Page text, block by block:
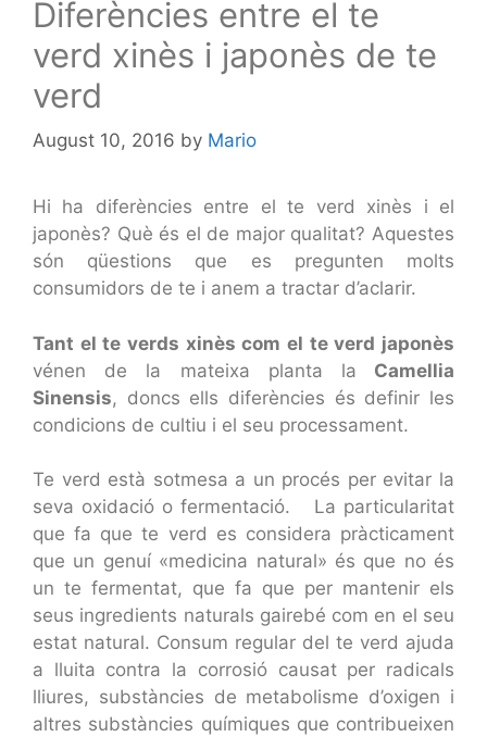
Diferències entre el te
verd xinès i japonès de te
verd
August 10, 2016 by Mario
Hi ha diferències entre el te verd xinès i el
japonès? Què és el de major qualitat? Aquestes
són qüestions que es pregunten molts
consumidors de te i anem a tractar d’aclarir.
Tant el te verds xinès com el te verd japonès
vénen de la mateixa planta la Camellia
Sinensis, doncs ells diferències és definir les
condicions de cultiu i el seu processament.
Te verd està sotmesa a un procés per evitar la
seva oxidació o fermentació. La particularitat
que fa que te verd es considera pràcticament
que un genuí «medicina natural» és que no és
un te fermentat, que fa que per mantenir els
seus ingredients naturals gairebé com en el seu
estat natural. Consum regular del te verd ajuda
a lluita contra la corrosió causat per radicals
lliures, substàncies de metabolisme d’oxigen i
altres substàncies químiques que contribueixen